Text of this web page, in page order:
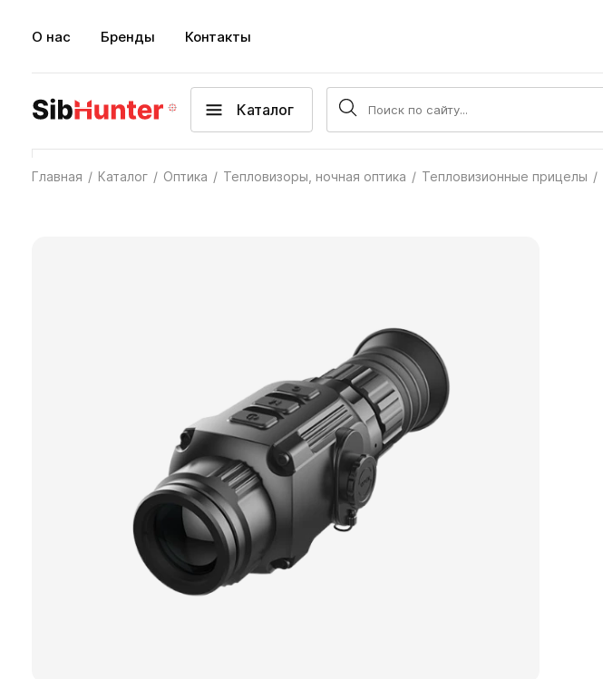
О нас Бренды Контакты
Каталог
Главная Каталог Оптика Тепловизоры, ночная оптика Тепловизионные прицелы